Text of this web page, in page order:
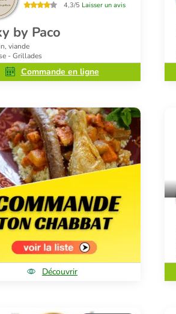
4,3/5 Laisser un avis
by Paco
viande
- Grillades
Commande en ligne
Découvrir